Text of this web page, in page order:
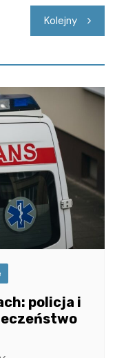
Kolejny
policja i